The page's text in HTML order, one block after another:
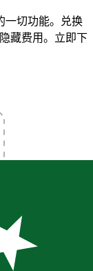
一切功能。兑换
藏费用。立即下